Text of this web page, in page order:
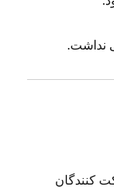
نداشت.
کنندگان